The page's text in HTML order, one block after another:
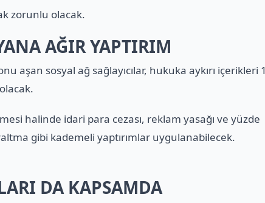
zorunlu olacak.
AĞIR YAPTIRIM
aşan sosyal ağ sağlayıcılar, hukuka aykırı içerikleri 1
halinde idari para cezası, reklam yasağı ve yüzde
gibi kademeli yaptırımlar uygulanabilecek.
DA KAPSAMDA